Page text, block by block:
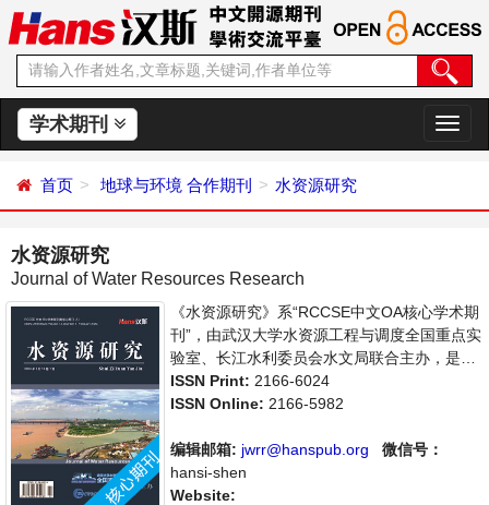
学术期刊
切
换
首页 地球与环境 合作期刊 水资源研究
水资源研究
Journal of Water Resources Research
《水资源研究》系“RCCSE中文OA核心学术期
刊”，由武汉大学水资源工程与调度全国重点实
验室、长江水利委员会水文局联合主办，是开
放获取期刊，以传播和展示世界水文水资源研
究领域最新成果、推进中国水文水资源研究走
发利用，水环境保护的理论方法、技术经验和
应用成果以及水文水资源研究新的发展方向和
具有前瞻性的水战略性问题，为广大水文水资
ISSN Print: 2166-6024
ISSN Online: 2166-5982
编辑邮箱: jwrr@hanspub.org
微信号：
hansi-shen
Website: